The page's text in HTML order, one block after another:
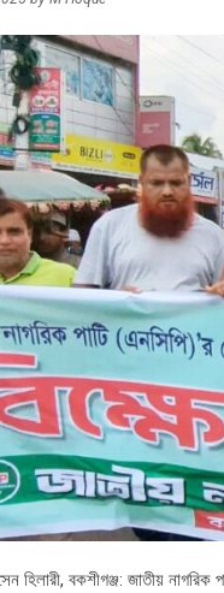
হিলারী, বকশীগঞ্জ: জাতীয় নাগরিক